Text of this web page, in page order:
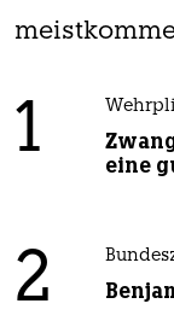
1
eine
2